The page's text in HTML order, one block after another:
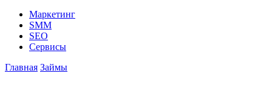
Маркетинг
SMM
SEO
Сервисы
Главная Займы